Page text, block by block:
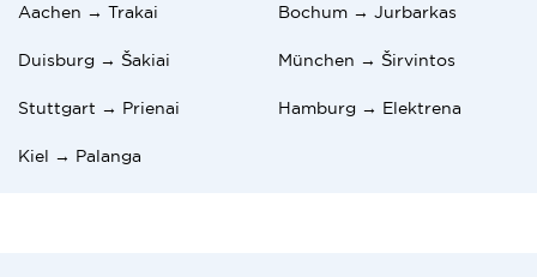
Aachen → Trakai Bochum → Jurbarkas
Duisburg → Šakiai München → Širvintos
Stuttgart → Prienai Hamburg → Elektrena
Kiel → Palanga